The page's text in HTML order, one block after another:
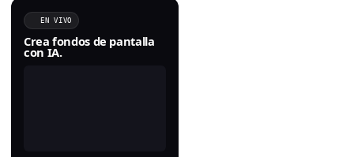
EN VIVO
Crea fondos de pantalla
con IA.